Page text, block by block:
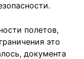
полетов,
это
документа